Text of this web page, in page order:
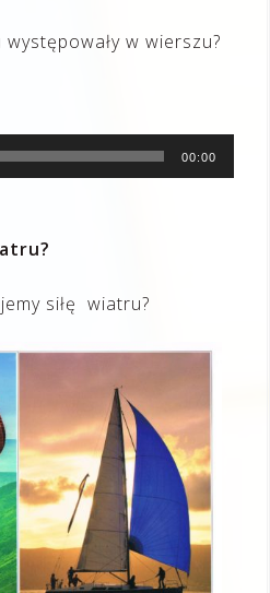
w wierszu?
00:00
siłę wiatru?